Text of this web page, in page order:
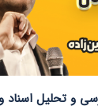
و تحلیل اسناد